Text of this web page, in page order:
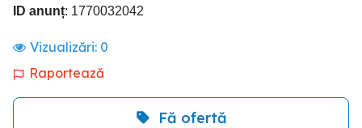
ID anunț: 1770032042
Vizualizări: 0
Raportează
Fă ofertă